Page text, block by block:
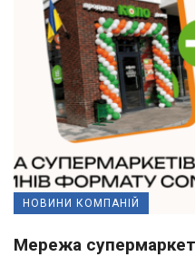
НОВИНИ КОМПАНІЙ
Мережа